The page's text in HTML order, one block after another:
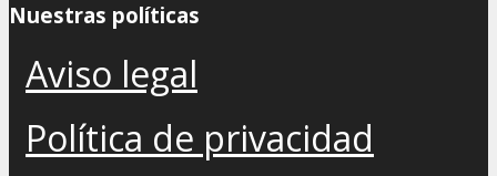
Nuestras políticas
Aviso legal
Política de privacidad